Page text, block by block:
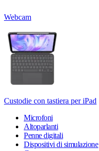
Webcam
Custodie con tastiera per iPad
Microfoni
Altoparlanti
Penne digitali
Dispositivi di simulazione